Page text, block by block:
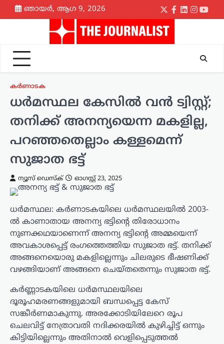
Skip
to
ഞായർ, ആഗ 9, 2026
Twitter
Facebook
LinkedIn
കർണാടക
ധര്‍മസ്ഥല കേസിൽ വൻ ട്വിസ്റ്റ്;
തനിക്ക് അനന്യയെന്ന മകളില്ല,
പറഞ്ഞതെല്ലാം കള്ളമെന്ന്
സുജാത ഭട്ട്
ന്യൂസ് ഡെസ്ക് ഓഗസ്റ്റ്‌ 23, 2025
ധര്‍മസ്ഥല: കര്‍ണാടകയിലെ ധര്‍മസ്ഥലയിൽ 2003-
ല്‍ കാണാതായ അനന്യ ഭട്ടിന്റെ തിരോധാനം
നുണക്കഥയാണെന്ന് അനന്യ ഭട്ടിന്റെ അമ്മയെന്ന്
അവകാശപ്പെട്ട് രംഗത്തെത്തിയ സുജാത ഭട്ട്. തനിക്ക്
അങ്ങനെയൊരു മകളില്ലെന്നും ചിലരുടെ ഭീഷണിക്ക്
വഴങ്ങിയാണ് അങ്ങനെ ചെയ്തതെന്നും സുജാത ഭട്ട്.
കര്‍ണ്ണാടകയിലെ ധര്‍മസ്ഥലയിലെ
ദൂരൂഹമരണങ്ങളുമായി ബന്ധപ്പെട്ട കേസ്
സങ്കീര്‍ണമാകുന്നു. അരക്കോടിയിലേറെ രൂപ
ചെലവിട്ട് നേത്രാവതി നദിക്കരയില്‍ കുഴിച്ചിട്ട്‌ ഒന്നും
കിട്ടിയില്ലെന്നും അതിനാല്‍ വെളിപ്പെടുത്തല്‍